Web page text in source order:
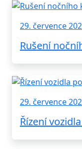
29. července
Rušení
29. července
Řízení